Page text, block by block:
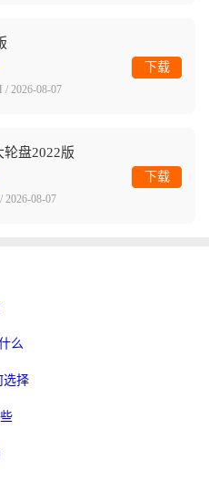
/ 2026-08-07
下载
盘2022版
2026-08-07
下载
么
选择